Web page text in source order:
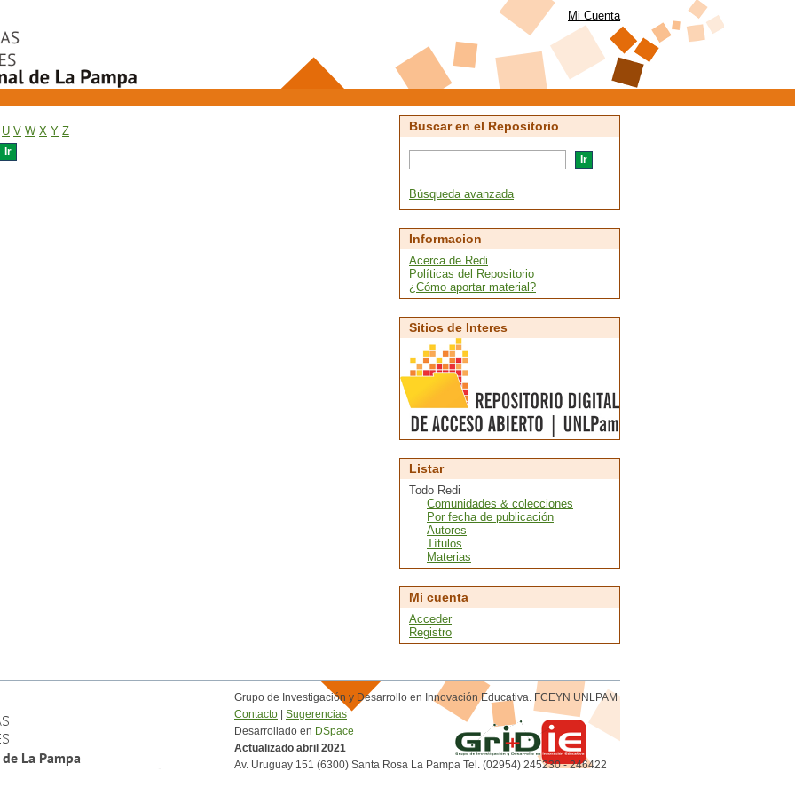
Mi Cuenta
U V W X Y Z
Buscar en el Repositorio
Búsqueda avanzada
Informacion
Acerca de Redi
Políticas del Repositorio
¿Cómo aportar material?
Sitios de Interes
Listar
Todo Redi
Comunidades & colecciones
Por fecha de publicación
Autores
Títulos
Materias
Mi cuenta
Acceder
Registro
Grupo de Investigación y Desarrollo en Innovación Educativa. FCEYN UNLPAM
Contacto | Sugerencias
Desarrollado en DSpace
Actualizado abril 2021
Av. Uruguay 151 (6300) Santa Rosa La Pampa Tel. (02954) 245230 - 246422